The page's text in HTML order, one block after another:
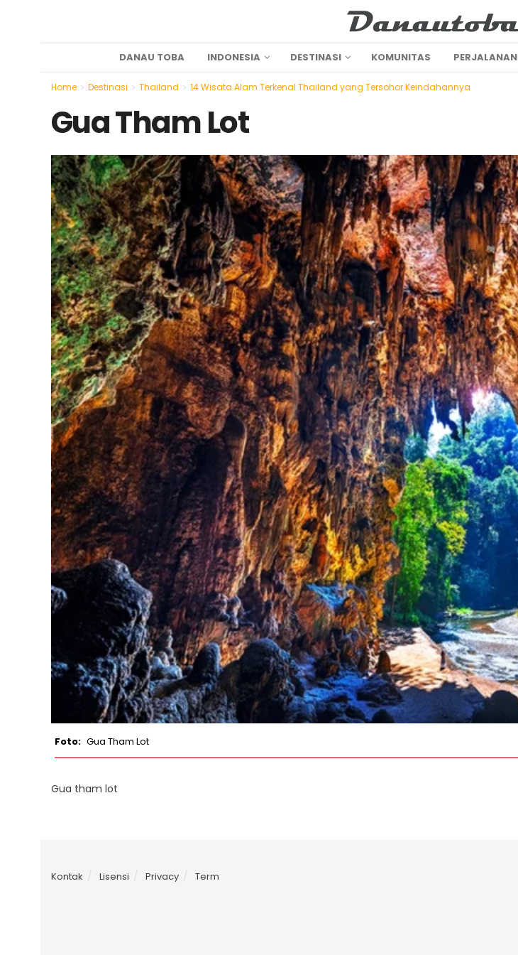
DANAU TOBA INDONESIA DESTINASI KOMUNITAS PERJALANAN
Home Destinasi Thailand 14 Wisata Alam Terkenal Thailand yang Tersohor Keindahannya
Gua Tham Lot
Gua Tham Lot
Gua tham lot
Kontak Lisensi Privacy Term